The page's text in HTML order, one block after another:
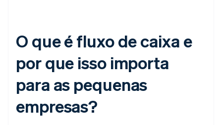
O que é fluxo de caixa e
por que isso importa
para as pequenas
empresas?